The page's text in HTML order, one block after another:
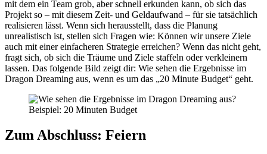
mit dem ein Team grob, aber schnell erkunden kann, ob sich das
Projekt so – mit diesem Zeit- und Geldaufwand – für sie tatsächlich
realisieren lässt. Wenn sich herausstellt, dass die Planung
unrealistisch ist, stellen sich Fragen wie: Können wir unsere Ziele
auch mit einer einfacheren Strategie erreichen? Wenn das nicht geht,
fragt sich, ob sich die Träume und Ziele staffeln oder verkleinern
lassen. Das folgende Bild zeigt dir: Wie sehen die Ergebnisse im
Dragon Dreaming aus, wenn es um das „20 Minute Budget“ geht.
Zum Abschluss: Feiern